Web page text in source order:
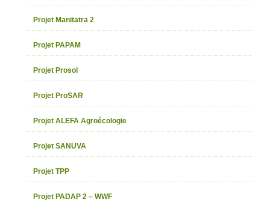
Projet Manitatra 2
Projet PAPAM
Projet Prosol
Projet ProSAR
Projet ALEFA Agroécologie
Projet SANUVA
Projet TPP
Projet PADAP 2 – WWF